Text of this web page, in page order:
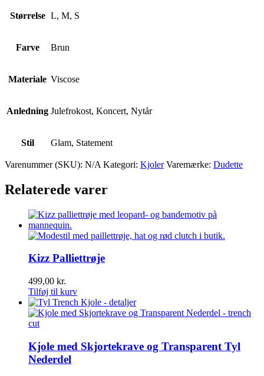
Størrelse L, M, S
Farve Brun
Materiale Viscose
Anledning Julefrokost, Koncert, Nytår
Stil Glam, Statement
Varenummer (SKU): N/A Kategori: Kjoler Varemærke: Dudette
Relaterede varer
Kizz Palliettrøje
499,00 kr.
Tilføj til kurv
Kjole med Skjortekrave og Transparent Tyl
Nederdel